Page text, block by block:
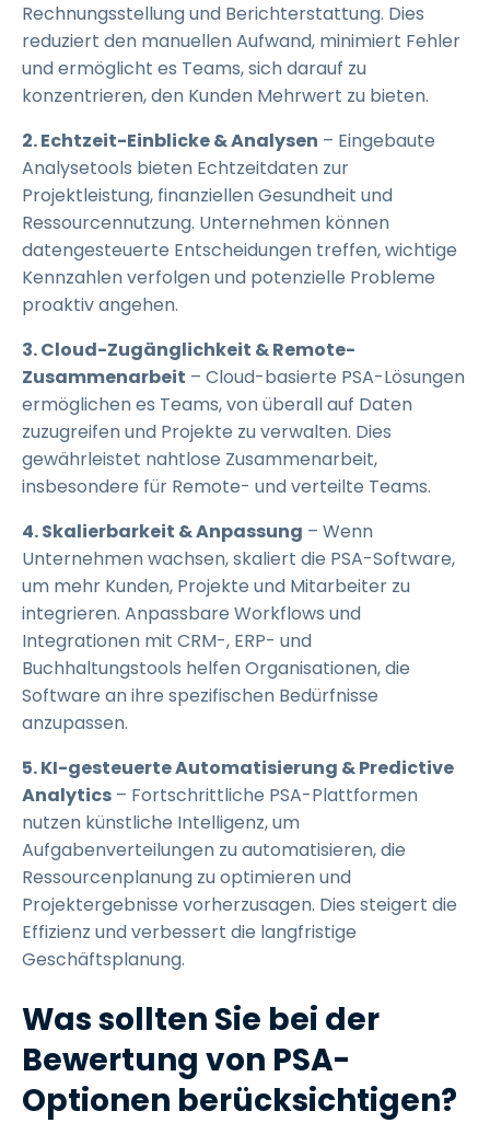
Rechnungsstellung und Berichterstattung. Dies
reduziert den manuellen Aufwand, minimiert Fehler
und ermöglicht es Teams, sich darauf zu
konzentrieren, den Kunden Mehrwert zu bieten.
2. Echtzeit-Einblicke & Analysen – Eingebaute
Analysetools bieten Echtzeitdaten zur
Projektleistung, finanziellen Gesundheit und
Ressourcennutzung. Unternehmen können
datengesteuerte Entscheidungen treffen, wichtige
Kennzahlen verfolgen und potenzielle Probleme
proaktiv angehen.
3. Cloud-Zugänglichkeit & Remote-
Zusammenarbeit – Cloud-basierte PSA-Lösungen
ermöglichen es Teams, von überall auf Daten
zuzugreifen und Projekte zu verwalten. Dies
gewährleistet nahtlose Zusammenarbeit,
insbesondere für Remote- und verteilte Teams.
4. Skalierbarkeit & Anpassung – Wenn
Unternehmen wachsen, skaliert die PSA-Software,
um mehr Kunden, Projekte und Mitarbeiter zu
integrieren. Anpassbare Workflows und
Integrationen mit CRM-, ERP- und
Buchhaltungstools helfen Organisationen, die
Software an ihre spezifischen Bedürfnisse
anzupassen.
5. KI-gesteuerte Automatisierung & Predictive
Analytics – Fortschrittliche PSA-Plattformen
nutzen künstliche Intelligenz, um
Aufgabenverteilungen zu automatisieren, die
Ressourcenplanung zu optimieren und
Projektergebnisse vorherzusagen. Dies steigert die
Effizienz und verbessert die langfristige
Geschäftsplanung.
Was sollten Sie bei der
Bewertung von PSA-
Optionen berücksichtigen?